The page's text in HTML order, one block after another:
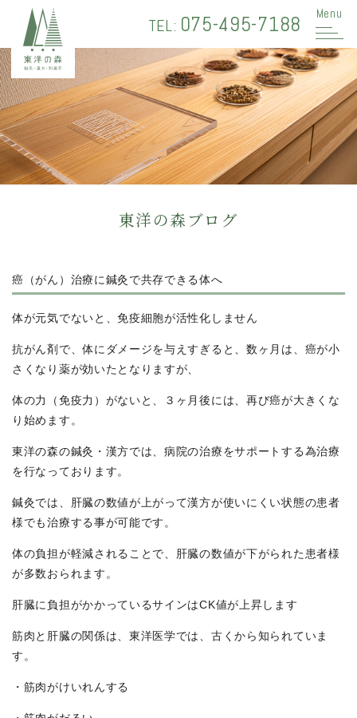
TEL: 075-495-7188 Menu
東洋の森ブログ
癌（がん）治療に鍼灸で共存できる体へ
体が元気でないと、免疫細胞が活性化しません
抗がん剤で、体にダメージを与えすぎると、数ヶ月は、癌が小
さくなり薬が効いたとなりますが、
体の力（免疫力）がないと、３ヶ月後には、再び癌が大きくな
り始めます。
東洋の森の鍼灸・漢方では、病院の治療をサポートする為治療
を行なっております。
鍼灸では、肝臓の数値が上がって漢方が使いにくい状態の患者
様でも治療する事が可能です。
体の負担が軽減されることで、肝臓の数値が下がられた患者様
が多数おられます。
肝臓に負担がかかっているサインはCK値が上昇します
筋肉と肝臓の関係は、東洋医学では、古くから知られていま
す。
・筋肉がけいれんする